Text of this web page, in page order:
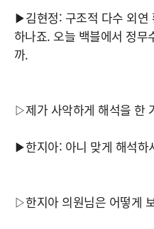
▶김현정: 구조적 다수 외연
하나죠. 오늘 백블에서 정무
까.
▷제가 사악하게 해석을 한
▶한지아: 아니 맞게 해석하
▷한지아 의원님은 어떻게